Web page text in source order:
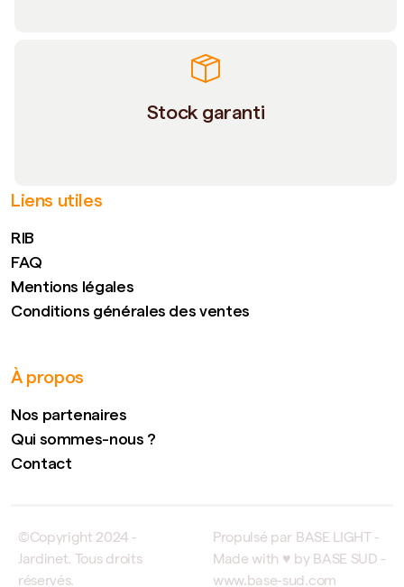
Stock garanti
Liens utiles
RIB
FAQ
Mentions légales
Conditions générales des ventes
À propos
Nos partenaires
Qui sommes-nous ?
Contact
©Copyright 2024 -
Jardinet. Tous droits
réservés.
Propulsé par BASE LIGHT -
Made with ♥ by BASE SUD -
www.base-sud.com